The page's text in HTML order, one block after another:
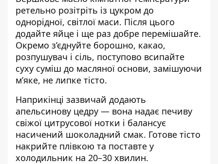
ретельно розітріть із цукром до
однорідної, світлої маси. Після цього
додайте яйце і ще раз добре перемішайте.
Окремо з’єднуйте борошно, какао,
розпушувач і сіль, поступово всипайте
суху суміш до масляної основи, замішуючи
м’яке, не липке тісто.
Наприкінці зазвичай додають
апельсинову цедру — вона надає печиву
свіжої цитрусової нотки і балансує
насичений шоколадний смак. Готове тісто
накрийте плівкою та поставте у
холодильник на 20–30 хвилин.